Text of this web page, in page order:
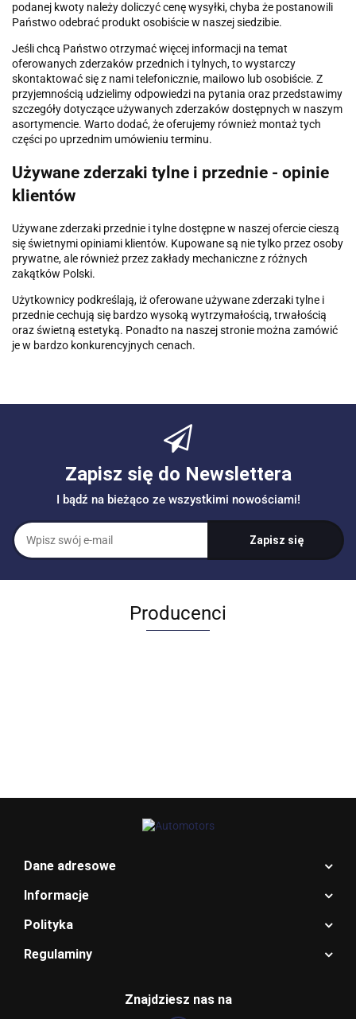
podanej kwoty należy doliczyć cenę wysyłki, chyba że postanowili
Państwo odebrać produkt osobiście w naszej siedzibie.
Jeśli chcą Państwo otrzymać więcej informacji na temat
oferowanych zderzaków przednich i tylnych, to wystarczy
skontaktować się z nami telefonicznie, mailowo lub osobiście. Z
przyjemnością udzielimy odpowiedzi na pytania oraz przedstawimy
szczegóły dotyczące używanych zderzaków dostępnych w naszym
asortymencie. Warto dodać, że oferujemy również montaż tych
części po uprzednim umówieniu terminu.
Używane zderzaki tylne i przednie - opinie
klientów
Używane zderzaki przednie i tylne dostępne w naszej ofercie cieszą
się świetnymi opiniami klientów. Kupowane są nie tylko przez osoby
prywatne, ale również przez zakłady mechaniczne z różnych
zakątków Polski.
Użytkownicy podkreślają, iż oferowane używane zderzaki tylne i
przednie cechują się bardzo wysoką wytrzymałością, trwałością
oraz świetną estetyką. Ponadto na naszej stronie można zamówić
je w bardzo konkurencyjnych cenach.
Zapisz się do Newslettera
I bądź na bieżąco ze wszystkimi nowościami!
Producenci
BENTLEY
Dane adresowe
Informacje
Polityka
Regulaminy
Znajdziesz nas na